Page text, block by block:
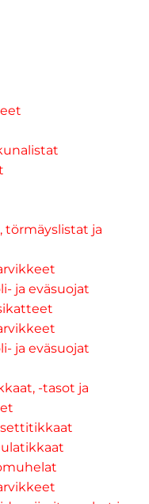
törmäyslistat ja
ja eväsuojat
ja eväsuojat
-tasot ja